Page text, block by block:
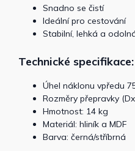
Snadno se čistí
Ideální pro cestování
Stabilní, lehká a
Technické specifikace:
Úhel náklonu vpředu
Rozměry přepravky
Hmotnost: 14 kg
Materiál: hliník a MDF
Barva: černá/stříbrná